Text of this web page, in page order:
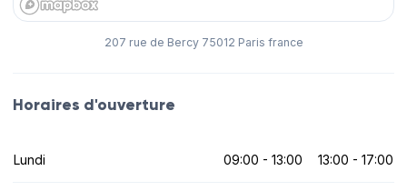
207 rue de Bercy 75012 Paris france
Horaires d'ouverture
Lundi 09:00 - 13:00 13:00 - 17:00